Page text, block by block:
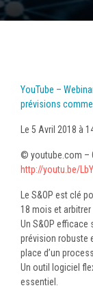
YouTube –
prévisions comme
Le 5 Avril 2018 à
© youtube.com –
http://youtu.be/
Le S&OP est clé
18 mois et
Un S&OP efficace
prévision robuste
place d’un
Un outil logiciel
essentiel.